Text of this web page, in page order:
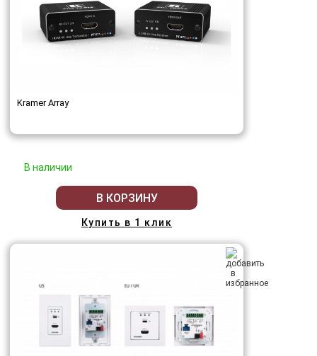
Kramer Array
В наличии
В КОРЗИНУ
Купить в 1 клик